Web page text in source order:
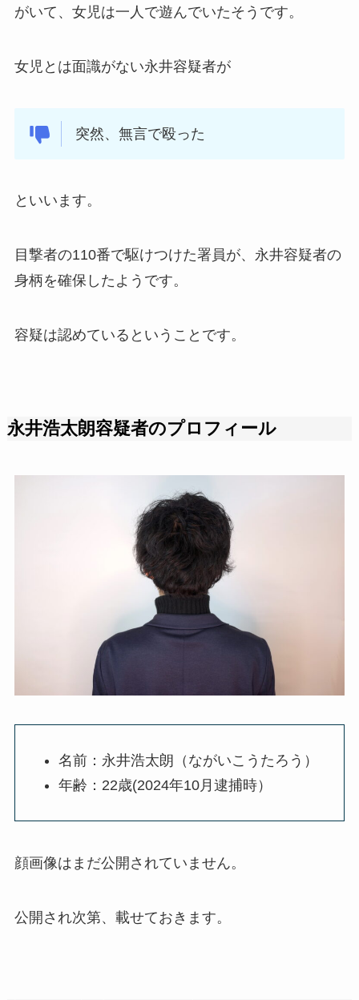
がいて、女児は一人で遊んでいたそうです。
女児とは面識がない永井容疑者が
突然、無言で殴った
といいます。
目撃者の110番で駆けつけた署員が、永井容疑者の
身柄を確保したようです。
容疑は認めているということです。
永井浩太朗容疑者のプロフィール
名前：永井浩太朗（ながいこうたろう）
年齢：22歳(2024年10月逮捕時）
顔画像はまだ公開されていません。
公開され次第、載せておきます。